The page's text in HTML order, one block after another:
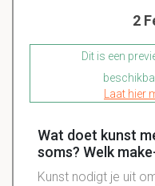
2
Dit is een
Laat hier
Wat doet kunst
soms? Welk
Kunst nodigt je uit